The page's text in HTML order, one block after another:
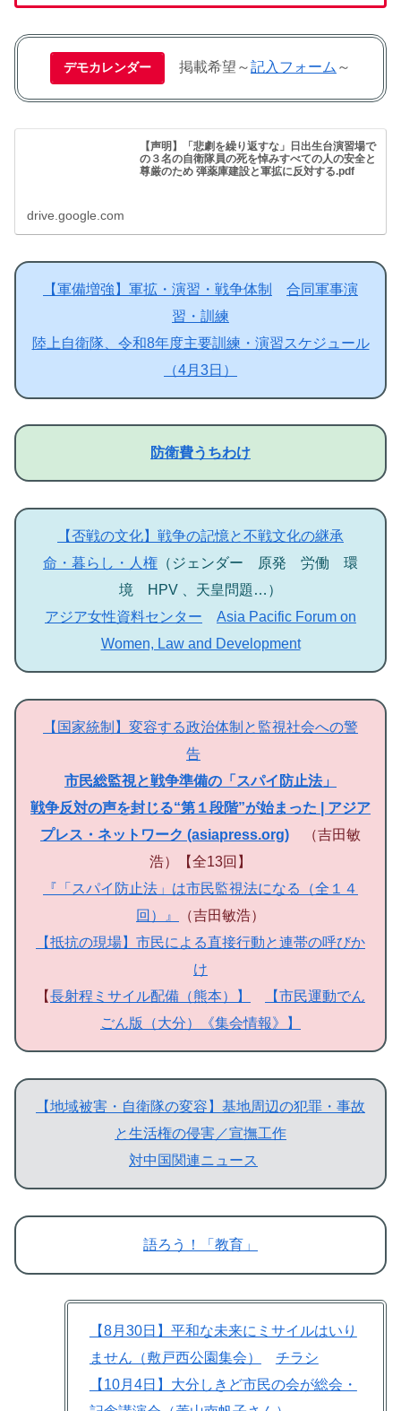
デモカレンダー 掲載希望～記入フォーム ～
【声明】「悲劇を繰り返すな」日出生台演習場で
の３名の自衛隊員の死を悼みすべての人の安全と
尊厳のため 弾薬庫建設と軍拡に反対する.pdf
drive.google.com
【軍備増強】軍拡・演習・戦争体制
合同軍事演
習・訓練
陸上自衛隊、令和8年度主要訓練・演習スケジュール
（4月3日）
防衛費うちわけ
【否戦の文化】戦争の記憶と不戦文化の継承
命・暮らし・人権 （ジェンダー 原発 労働 環
境 HPV 、天皇問題…）
アジア女性資料センター
Asia Pacific Forum on
Women, Law and Development
【国家統制】変容する政治体制と監視社会への警
告
市民総監視と戦争準備の「スパイ防止法」
戦争反対の声を封じる“第１段階”が始まった | アジア
プレス・ネットワーク (asiapress.org) （吉田敏
浩）【全13回】
『「スパイ防止法」は市民監視法になる（全１４
回）』
（吉田敏浩）
【抵抗の現場】市民による直接行動と連帯の呼びか
け
【長射程ミサイル配備（熊本）】
【市民運動でん
ごん版（大分）《集会情報》】
【地域被害・自衛隊の変容】基地周辺の犯罪・事故
と生活権の侵害／宣撫工作
対中国関連ニュース
語ろう！「教育」
【8月30日】平和な未来にミサイルはいり
ません（敷戸西公園集会）
チラシ
【10月4日】大分しきど市民の会が総会・